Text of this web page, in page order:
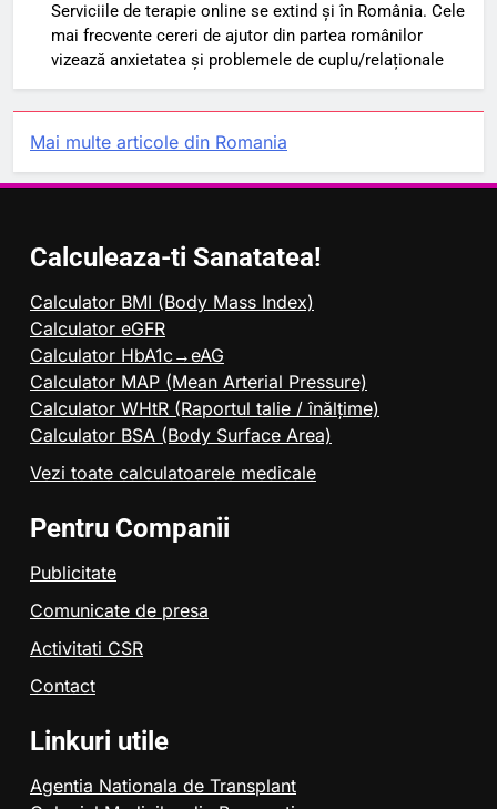
Serviciile de terapie online se extind și în România. Cele
mai frecvente cereri de ajutor din partea românilor
vizează anxietatea și problemele de cuplu/relaționale
Mai multe articole din Romania
Calculeaza-ti Sanatatea!
Calculator BMI (Body Mass Index)
Calculator eGFR
Calculator HbA1c→eAG
Calculator MAP (Mean Arterial Pressure)
Calculator WHtR (Raportul talie / înălțime)
Calculator BSA (Body Surface Area)
Vezi toate calculatoarele medicale
Pentru Companii
Publicitate
Comunicate de presa
Activitati CSR
Contact
Linkuri utile
Agentia Nationala de Transplant